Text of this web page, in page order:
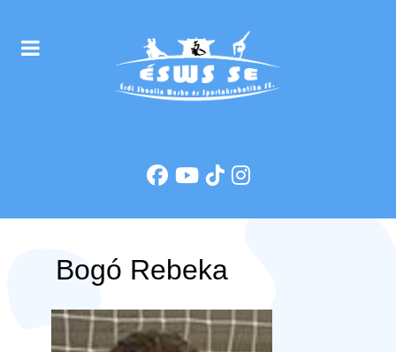
Bogó Rebeka